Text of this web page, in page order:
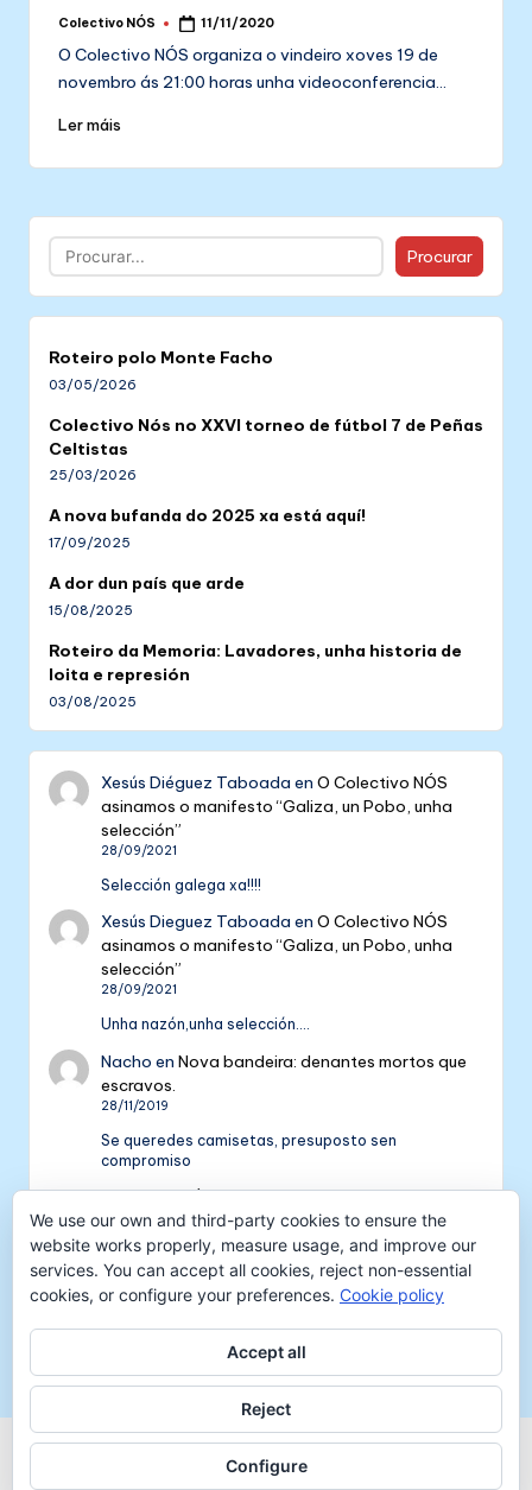
Posted
Colectivo NÓS 11/11/2020
O Colectivo NÓS organiza o vindeiro xoves 19 de
novembro ás 21:00 horas unha videoconferencia…
Ler máis
Buscar Procurar
Roteiro polo Monte Facho
03/05/2026
Colectivo Nós no XXVI torneo de fútbol 7 de Peñas
Celtistas
25/03/2026
A nova bufanda do 2025 xa está aquí!
17/09/2025
A dor dun país que arde
15/08/2025
Roteiro da Memoria: Lavadores, unha historia de
loita e represión
03/08/2025
Xesús Diéguez Taboada enO Colectivo NÓS
asinamos o manifesto “Galiza, un Pobo, unha
selección”
28/09/2021
Selección galega xa!!!!
Xesús Dieguez Taboada enO Colectivo NÓS
asinamos o manifesto “Galiza, un Pobo, unha
selección”
28/09/2021
Unha nazón,unha selección....
Nacho enNova bandeira: denantes mortos que
escravos.
28/11/2019
Se queredes camisetas, presuposto sen
compromiso
Colectivo NÓS: 5 anos de galeguismo e celtismo
| Colectivo NósenV Aniversario do Colectivo
NÓS
16/09/2018
[…] mil tempadas máis. E por iso convidámosvos a
Colectivo NÓS
Protección de datos
We use our own and third-party cookies to ensure the
website works properly, measure usage, and improve our
services. You can accept all cookies, reject non-essential
cookies, or configure your preferences. Cookie policy
Accept all
Reject
Configure